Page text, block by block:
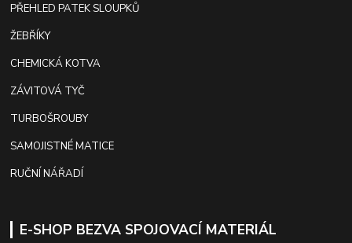
PŘEHLED PATEK SLOUPKŮ
ŽEBŘÍKY
CHEMICKÁ KOTVA
ZÁVITOVÁ TYČ
TURBOŠROUBY
SAMOJISTNÉ MATICE
RUČNÍ NÁŘADÍ
E-SHOP BEZVA SPOJOVACÍ MATERIÁL